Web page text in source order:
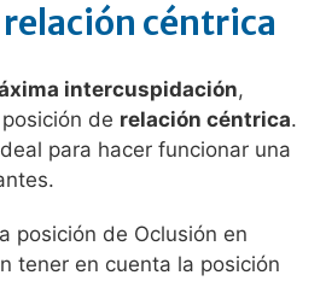
céntrica
intercuspidación,
de relación céntrica.
para hacer funcionar una
posición de Oclusión en
tener en cuenta la posición